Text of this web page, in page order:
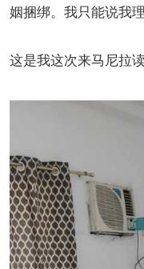
姻捆绑。我只能说我理
这是我这次来马尼拉